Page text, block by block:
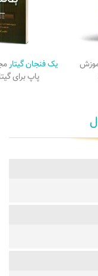
یک فنجان گیتار
پاپ برای